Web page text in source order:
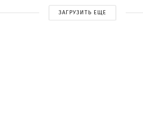
ЗАГРУЗИТЬ ЕЩЕ